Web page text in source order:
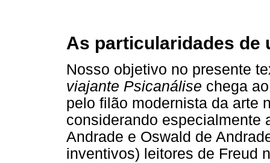
As particularidades de
Nosso objetivo no presente
viajante Psicanálise chega
pelo filão modernista da arte
considerando especialmente
Andrade e Oswald de
inventivos) leitores de Freud